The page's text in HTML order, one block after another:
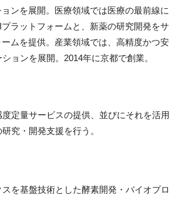
ンを展開。医療領域では医療の最前線に
ラットフォームと、新薬の研究開発をサ
ムを提供。産業領域では、高精度かつ安
ョンを展開。2014年に京都で創業。
定量サービスの提供、並びにそれを活用
究・開発支援を行う。
を基盤技術とした酵素開発・バイオプロ